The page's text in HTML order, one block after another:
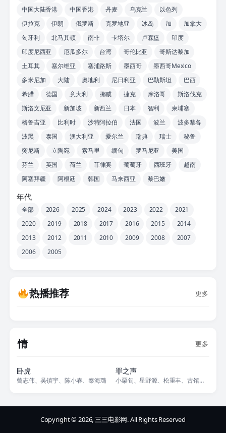
中国大陆香港
中国香港 丹麦 乌克兰
以色列
伊拉克
伊朗 俄罗斯 克罗地亚 冰岛 加
加拿大
匈牙利
北马其顿 南非 卡塔尔 卢森堡
印度
印度尼西亚
厄瓜多尔 台湾 哥伦比亚
哥斯达黎加
土耳其
塞尔维亚 塞浦路斯 墨西哥
墨西哥Mexico
多米尼加
大陆 奥地利 尼日利亚 巴勒斯坦
巴西
希腊
德国 意大利 挪威 捷克 摩洛哥
斯洛伐克
斯洛文尼亚
新加坡 新西兰 日本 智利
柬埔寨
格鲁吉亚
比利时 沙特阿拉伯 法国 波兰
波多黎各
波黑
泰国 澳大利亚 爱尔兰 瑞典 瑞士
秘鲁
突尼斯
立陶宛 索马里 缅甸 罗马尼亚
美国
芬兰
英国 荷兰 菲律宾 葡萄牙 西班牙
越南
阿塞拜疆
阿根廷 韩国 马来西亚 黎巴嫩
年代
全部 2026 2025 2024 2023 2022
2021
2020
2019 2018 2017 2016 2015
2014
2013
2012 2011 2010 2009 2008
2007
2006
2005
热播推荐 更多
情 更多
卧虎
曾志伟、吴镇宇、陈小春、秦海璐
罪之声
小栗旬、星野源、松重丰、古馆宽治、市川实日子、火野正平
Copyright © 2026, 三三电影网. All Rights Reserved